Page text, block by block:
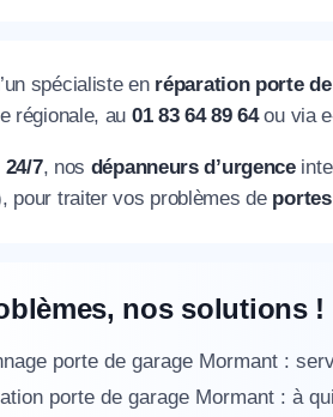
spécialiste en réparation porte
régionale, au 01 83 64 89 64ou via
24/7, nos dépanneurs d’urgence
pour traiter vos problèmes de
nos solutions !
porte de garage Mormant :
porte de garage Mormant : à